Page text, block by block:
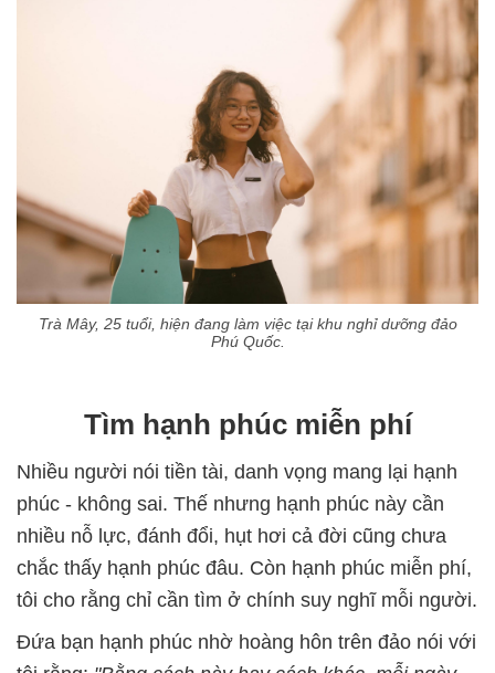
Trà Mây, 25 tuổi, hiện đang làm việc tại khu nghỉ dưỡng đảo
Phú Quốc.
Tìm hạnh phúc miễn phí
Nhiều người nói tiền tài, danh vọng mang lại hạnh
phúc - không sai. Thế nhưng hạnh phúc này cần
nhiều nỗ lực, đánh đổi, hụt hơi cả đời cũng chưa
chắc thấy hạnh phúc đâu. Còn hạnh phúc miễn phí,
tôi cho rằng chỉ cần tìm ở chính suy nghĩ mỗi người.
Đứa bạn hạnh phúc nhờ hoàng hôn trên đảo nói với